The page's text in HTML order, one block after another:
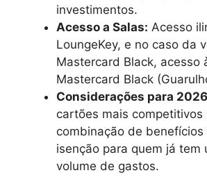
investimentos.
Acesso a Salas: Acesso
LoungeKey, e no caso da
Mastercard Black, acesso
Mastercard Black
Considerações para
cartões mais competitivos
combinação de
isenção para quem já tem
volume de gastos.